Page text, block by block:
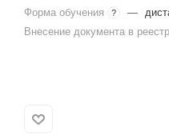
Форма обучения
? —
Внесение документа в реестр